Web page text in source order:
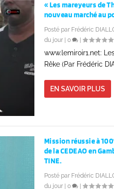
« Les mareyeurs de
nouveau marché au
Posté par Frédéric
du jour| 0 |
www.lemiroir1.net:
Rêke (Par Frédéric
EN SAVOIR PLUS
Mission réussie à
de la CEDEAO en
TINE.
Posté par Frédéric
du jour| 0 |